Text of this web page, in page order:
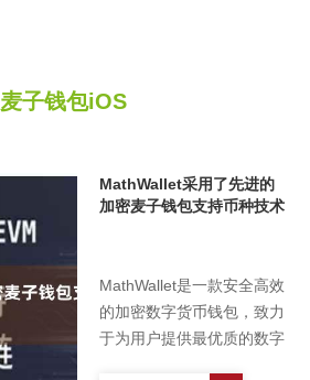
麦子钱包iOS
MathWallet采用了先进的
加密麦子钱包支持币种技术
MathWallet是一款安全高效
的加密数字货币钱包，致力
于为用户提供最优质的数字